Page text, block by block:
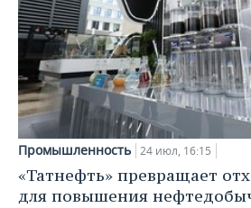
Промышленность 24 июл, 16:15
«Татнефть» превращает
для повышения